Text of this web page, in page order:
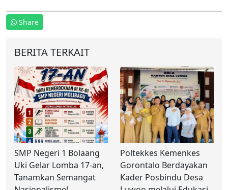
Share
BERITA TERKAIT
SMP Negeri 1 Bolaang
Uki Gelar Lomba 17-an,
Tanamkan Semangat
Poltekkes Kemenkes
Gorontalo Berdayakan
Kader Posbindu Desa